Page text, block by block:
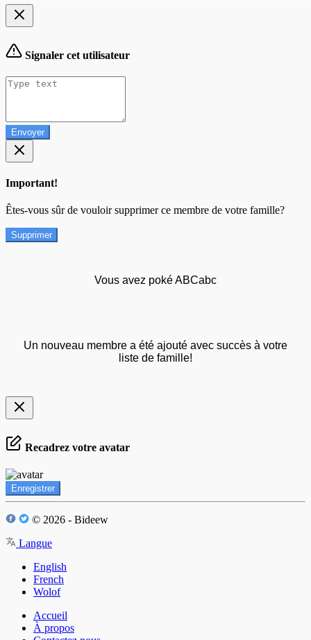
Signaler cet utilisateur
Envoyer
Important!
Êtes-vous sûr de vouloir supprimer ce membre de votre famille?
Supprimer
Vous avez poké ABCabc
Un nouveau membre a été ajouté avec succès à votre
liste de famille!
Recadrez votre avatar
Enregistrer
© 2026 - Bideew
Langue
English
French
Wolof
Accueil
À propos